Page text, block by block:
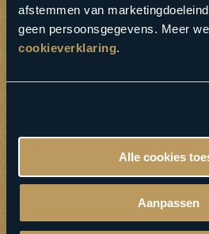
afstemmen van
geen persoonsgegevens. Meer
cookieverklaring.
Alle cookies
Aanpassen
Vouchercode
Vacatures
BeWellness
Over ons
Werken bij